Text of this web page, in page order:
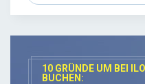
10 GRÜNDE UM BEI
BUCHEN: